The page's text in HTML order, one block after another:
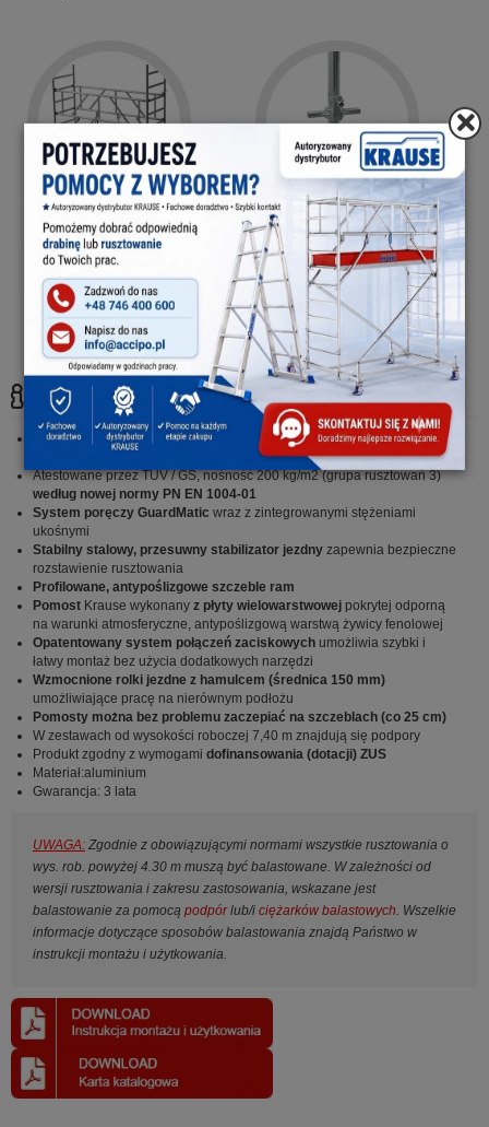
GuardMatic System
System umożliwia bezpieczny
montaż rusztowania dzięki
pełnej integracji stężeń
ukośnych
Rolki jezdne z hamulcem
Rolki z praktyczną funkcją
niwelowania nierówności
podłoża (220 - 335 mm)
Szczegóły:
Solidna niemiecka jakość zgodna z surowymi niemieckimi i
europejskimi wytycznymi dotyczącymi jakości i bezpieczeństwa
Atestowane przez TÜV / GS, nośność 200 kg/m2 (grupa rusztowań 3)
według nowej normy PN EN 1004-01
System poręczy GuardMatic wraz z zintegrowanymi stężeniami
ukośnymi
Stabilny stalowy, przesuwny stabilizator jezdny zapewnia bezpieczne
rozstawienie rusztowania
Profilowane, antypoślizgowe szczeble ram
Pomost Krause wykonany z płyty wielowarstwowej pokrytej odporną
na warunki atmosferyczne, antypoślizgową warstwą żywicy fenolowej
Opatentowany system połączeń zaciskowych umożliwia szybki i
łatwy montaż bez użycia dodatkowych narzędzi
Wzmocnione rolki jezdne z hamulcem (średnica 150 mm)
umożliwiające pracę na nierównym podłożu
Pomosty można bez problemu zaczepiać na szczeblach (co 25 cm)
W zestawach od wysokości roboczej 7,40 m znajdują się podpory
Produkt zgodny z wymogami dofinansowania (dotacji) ZUS
Materiał:aluminium
Gwarancja: 3 lata
UWAGA: Zgodnie z obowiązującymi normami wszystkie rusztowania o
wys. rob. powyżej 4.30 m muszą być balastowane. W zależności od
wersji rusztowania i zakresu zastosowania, wskazane jest
balastowanie za pomocą podpórlub/i ciężarków balastowych . Wszelkie
informacje dotyczące sposobów balastowania znajdą Państwo w
instrukcji montażu i użytkowania.